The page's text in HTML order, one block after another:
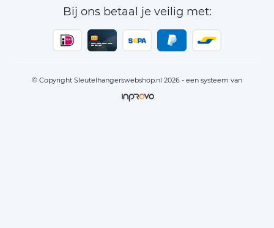
Bij ons betaal je veilig met:
© Copyright Sleutelhangerswebshop.nl 2026 - een systeem van